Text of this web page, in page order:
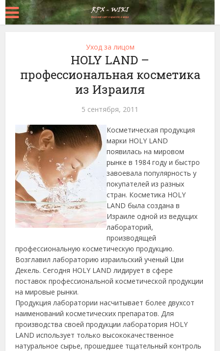
Уход за лицом
HOLY LAND –
профессиональная косметика
из Израиля
5 сентября, 2011
Косметическая продукция
марки HOLY LAND
появилась на мировом
рынке в 1984 году и быстро
завоевала популярность у
покупателей из разных
стран. Косметика HOLY
LAND была создана в
Израиле одной из ведущих
лабораторий,
производящей
профессиональную косметическую продукцию.
Возглавил лабораторию израильский ученый Цви
Декель.Сегодня HOLY LAND лидирует в сфере
поставок профессиональной косметической продукции
на мировые рынки.
Продукция лаборатории насчитывает более двухсот
наименований косметических препаратов. Для
производства своей продукции лаборатория HOLY
LAND использует только высококачественное
натуральное сырье, прошедшее тщательный контроль